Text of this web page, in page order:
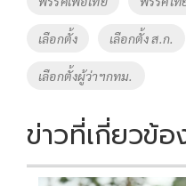
k k
เลือกตั้ง เลือกตั้ง ส.ก.
เลือกตั้งผู้ว่าฯกทม.
ข่าวที่เกี่ยวข้อ